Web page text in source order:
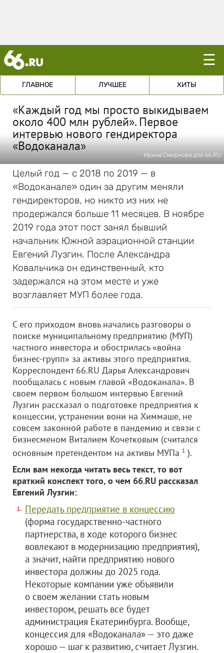
☰
ГЛАВНОЕ ЛУЧШЕЕ ХИТЫ
«Каждый год мы просто выкидываем
около 400 млн рублей». Первое
интервью нового гендиректора
«Водоканала»
Ирина Смирнова для 66.RU
Целый год — с 2018 по 2019 — в
«Водоканале» один за другим меняли
гендиректоров, но никто из них не
продержался больше 11 месяцев. В ноябре
2019 года этот пост занял бывший
начальник Южной аэрационной станции
Евгений Лузгин. После Александра
Ковальчика он единственный, кто
задержался на этом месте и уже
возглавляет МУП более года.
С его приходом вновь начались разговоры о
поиске муниципальному предприятию (МУП)
частного инвестора и обострилась «война
бизнес-групп» за активы этого предприятия.
Корреспондент 66.RU Дарья Александрович
пообщалась с новым главой «Водоканала». В
своем первом большом интервью Евгений
Лузгин рассказал о подготовке предприятия к
концессии, устранении вони на Химмаше, не
совсем законной работе в пандемию и связи с
бизнесменом Виталием Кочетковым (считался
основным претендентом на активы МУПа 1 ).
Если вам некогда читать весь текст, то вот
краткий конспект того, о чем 66.RU рассказал
Евгений Лузгин:
Передать предприятие в концессию
(форма государственно-частного
партнерства, в ходе которого бизнес
вовлекают в модернизацию предприятия),
а значит, найти предприятию нового
инвестора должны до 2025 года.
Некоторые компании уже объявили
о своем желании стать новым
инвестором, решать все будет
администрация Екатеринбурга. Вообще,
концессия для «Водоканала» — это даже
хорошо — шаг к развитию, считает Лузгин.